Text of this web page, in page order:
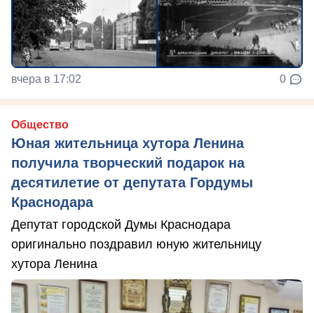
вчера в 17:02 0
Общество
Юная жительница хутора Ленина
получила творческий подарок на
десятилетие от депутата Гордумы
Краснодара
Депутат городской Думы Краснодара
оригинально поздравил юную жительницу
хутора Ленина